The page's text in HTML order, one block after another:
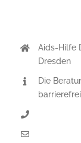
Aids-Hilfe
Dresden
Die